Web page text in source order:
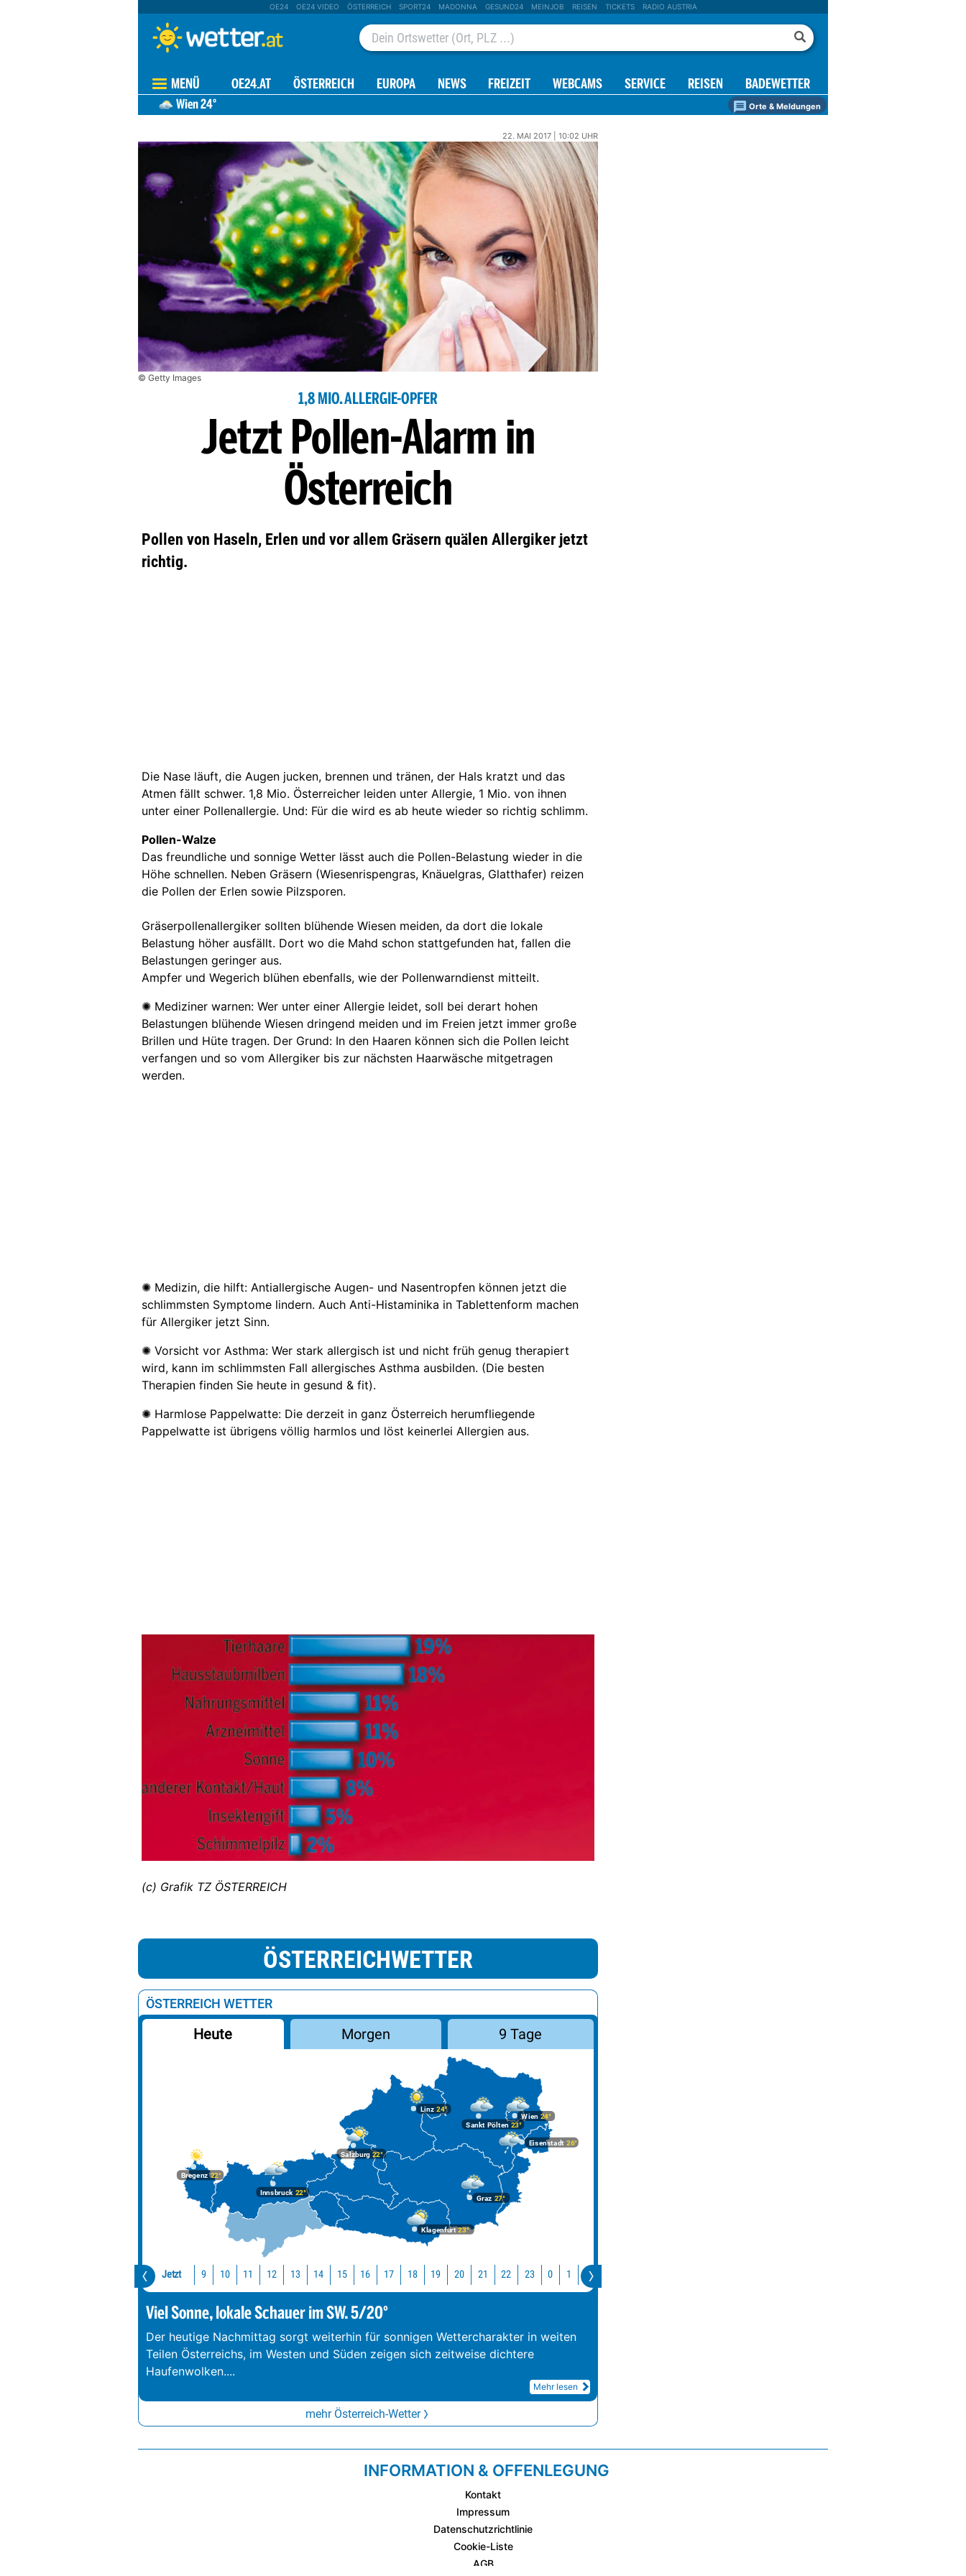
OE24 OE24 VIDEO ÖSTERREICH SPORT24 MADONNA GESUND24 MEINJOB REISEN TICKETS RADIO AUSTRIA
MENÜ OE24.AT ÖSTERREICH EUROPA NEWS FREIZEIT WEBCAMS SERVICE REISEN BADEWETTER
Wien24° Orte & Meldungen
22. MAI 2017 | 10:02 UHR
© Getty Images
1,8 MIO. ALLERGIE-OPFER
Jetzt Pollen-Alarm in
Österreich
Pollen von Haseln, Erlen und vor allem Gräsern quälen Allergiker jetzt
richtig.
Die Nase läuft, die Augen jucken, brennen und tränen, der Hals kratzt und das
Atmen fällt schwer. 1,8 Mio. Österreicher leiden unter Allergie, 1 Mio. von ihnen
unter einer Pollenallergie. Und: Für die wird es ab heute wieder so richtig schlimm.
Pollen-Walze
Das freundliche und sonnige Wetter lässt auch die Pollen-Belastung wieder in die
Höhe schnellen. Neben Gräsern (Wiesenrispengras, Knäuelgras, Glatthafer) reizen
die Pollen der Erlen sowie Pilzsporen.
Gräserpollenallergiker sollten blühende Wiesen meiden, da dort die lokale
Belastung höher ausfällt. Dort wo die Mahd schon stattgefunden hat, fallen die
Belastungen geringer aus.
Ampfer und Wegerich blühen ebenfalls, wie der Pollenwarndienst mitteilt.
✺ Mediziner warnen: Wer unter einer Allergie leidet, soll bei derart hohen
Belastungen blühende Wiesen dringend meiden und im Freien jetzt immer große
Brillen und Hüte tragen. Der Grund: In den Haaren können sich die Pollen leicht
verfangen und so vom Allergiker bis zur nächsten Haarwäsche mitgetragen
werden.
✺ Medizin, die hilft: Antiallergische Augen- und Nasentropfen können jetzt die
schlimmsten Symptome lindern. Auch Anti-Histaminika in Tablettenform machen
für Allergiker jetzt Sinn.
✺ Vorsicht vor Asthma: Wer stark allergisch ist und nicht früh genug therapiert
wird, kann im schlimmsten Fall allergisches Asthma ausbilden. (Die besten
Therapien finden Sie heute in gesund & fit).
✺ Harmlose Pappelwatte: Die derzeit in ganz Österreich herumfliegende
Pappelwatte ist übrigens völlig harmlos und löst keinerlei Allergien aus.
(c) Grafik TZ ÖSTERREICH
ÖSTERREICHWETTER
ÖSTERREICH WETTER
Heute Morgen 9 Tage
Bregenz22°
Graz 27°
Innsbruck22°
Klagenfurt23°
Linz 24°
Salzburg22°
Wien 24°
Eisenstadt 26°
Sankt Pölten 23°
Jetzt 9 10 11 12 13 14 15 16 17 18 19 20 21 22 23 0 1 2
Viel Sonne, lokale Schauer im SW. 5/20°
Der heutige Nachmittag sorgt weiterhin für sonnigen Wettercharakter in weiten
Teilen Österreichs, im Westen und Süden zeigen sich zeitweise dichtere
Haufenwolken....
Mehr lesen
mehr Österreich-Wetter
INFORMATION & OFFENLEGUNG
Kontakt
Impressum
Datenschutzrichtlinie
Cookie-Liste
AGB